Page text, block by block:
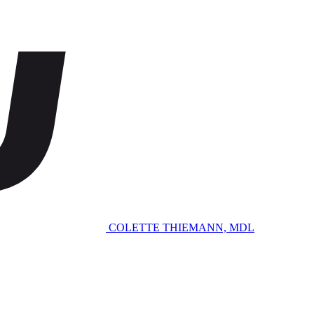
COLETTE THIEMANN, MDL